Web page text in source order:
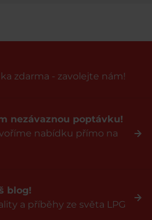
zdarma - zavolejte nám!
nezávaznou poptávku!
nabídku přímo na
blog!
a příběhy ze světa LPG